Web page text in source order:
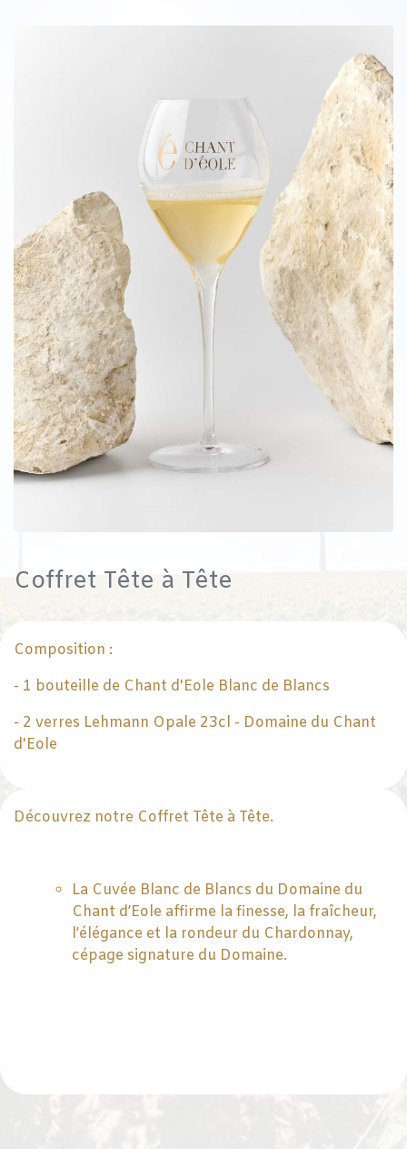
Coffret Tête à Tête
Composition :
- 1 bouteille de Chant d'Eole Blanc de Blancs
- 2 verres Lehmann Opale 23cl - Domaine du Chant
d'Eole
Découvrez notre Coffret Tête à Tête.
La Cuvée Blanc de Blancs du Domaine du
Chant d’Eole affirme la finesse, la fraîcheur,
l’élégance et la rondeur du Chardonnay,
cépage signature du Domaine.